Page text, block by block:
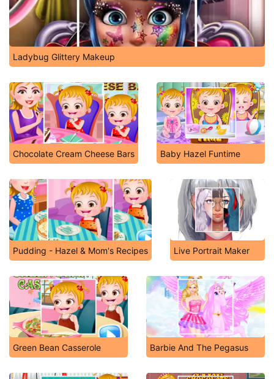
Ladybug Glittery Makeup
Chocolate Cream Cheese Bars Baby Hazel Funtime
Pudding - Hazel & Mom's Recipes Live Portrait Maker
Green Bean Casserole Barbie And The Pegasus